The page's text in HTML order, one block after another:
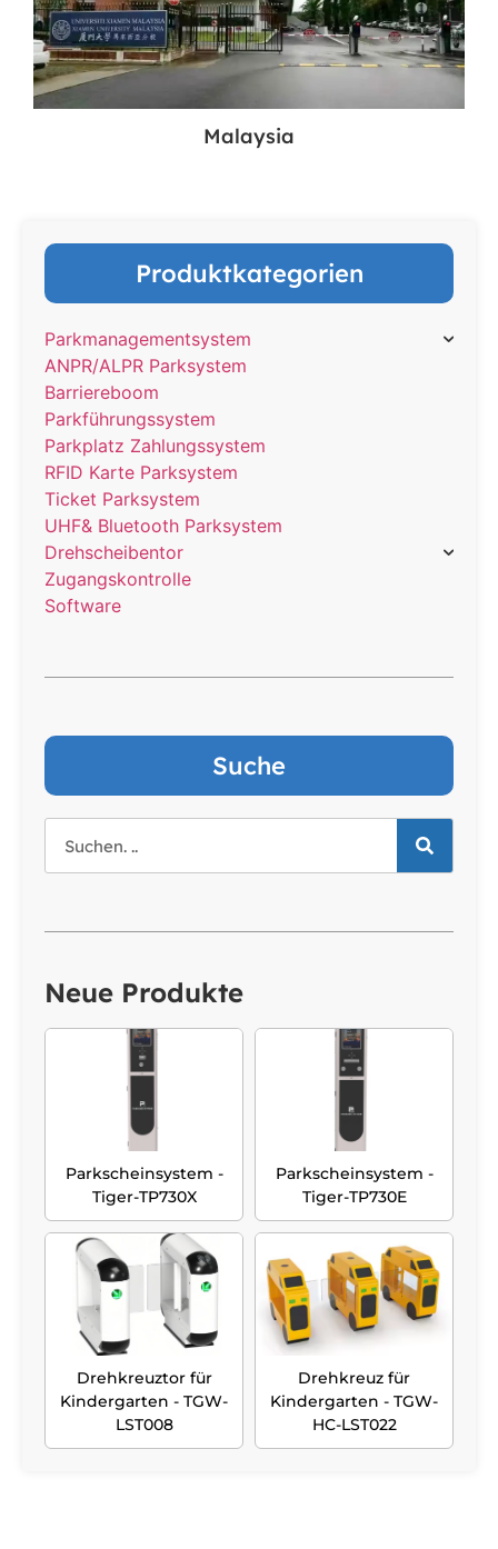
Produktkategorien
Parkmanagementsystem
ANPR/ALPR Parksystem
Barriereboom
Parkführungssystem
Parkplatz Zahlungssystem
RFID Karte Parksystem
Ticket Parksystem
UHF& Bluetooth Parksystem
Drehscheibentor
Zugangskontrolle
Software
Suche
Neue Produkte
Parkscheinsystem -
Tiger-TP730X
Parkscheinsystem -
Tiger-TP730E
Drehkreuztor für
Kindergarten - TGW-
LST008
Drehkreuz für
Kindergarten - TGW-
HC-LST022
Malaysia